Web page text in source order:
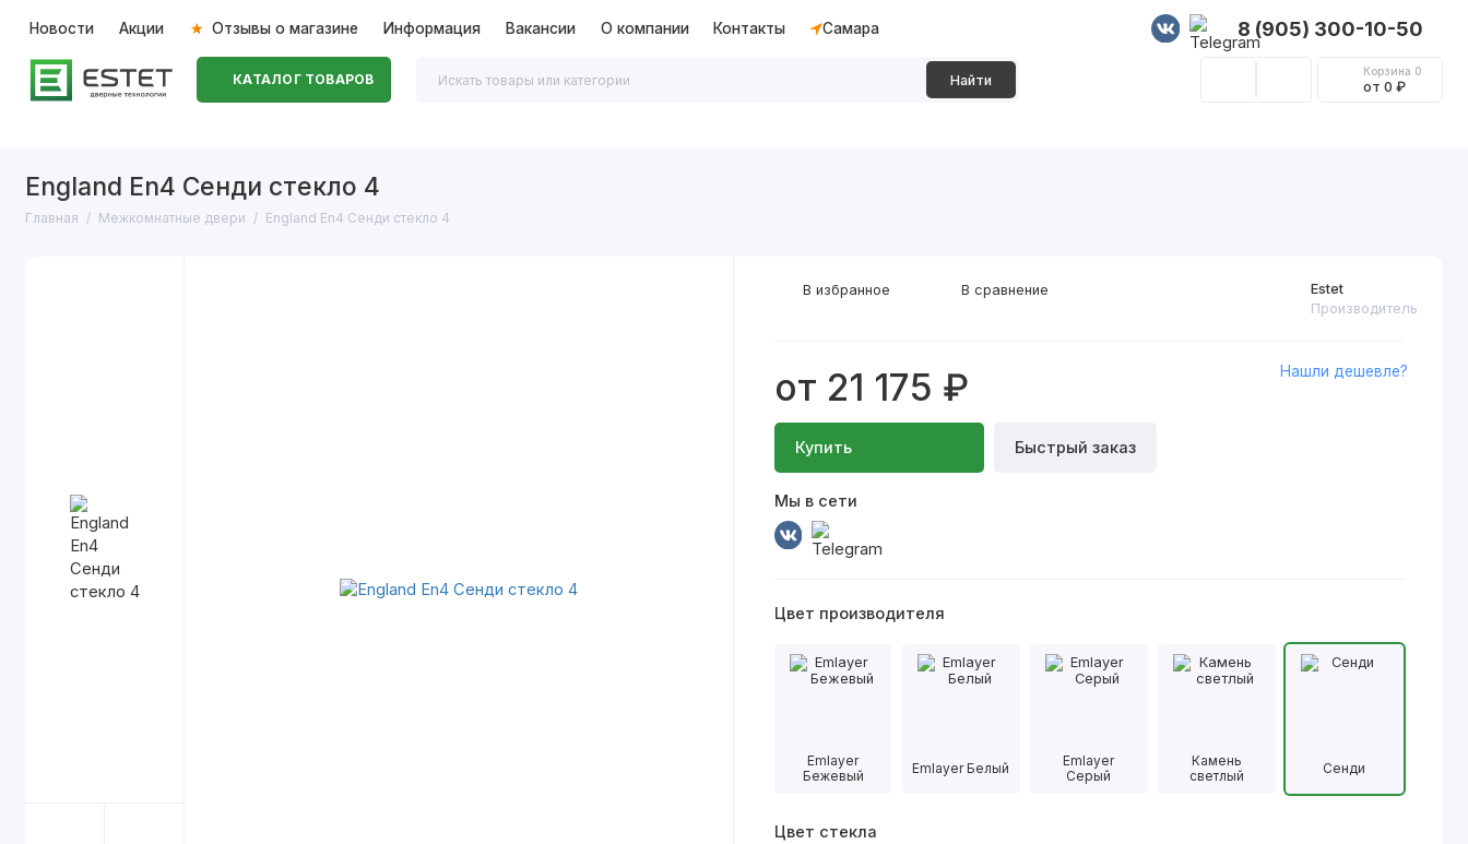
Новости Акции Отзывы о магазине Информация Вакансии О компании Контакты Самара 8 (905) 300-10-50
КАТАЛОГ ТОВАРОВ Найти
Корзина 0
от 0 ₽
England En4 Сенди стекло 4
Главная Межкомнатные двери England En4 Сенди стекло 4
Estet
Производитель
от 21 175 ₽
Купить Быстрый заказ
Нашли дешевле?
Мы в сети
В избранное В сравнение
Цвет производителя
Emlayer
Бежевый
Emlayer Белый
Emlayer
Серый
Камень
светлый
Сенди
Цвет стекла